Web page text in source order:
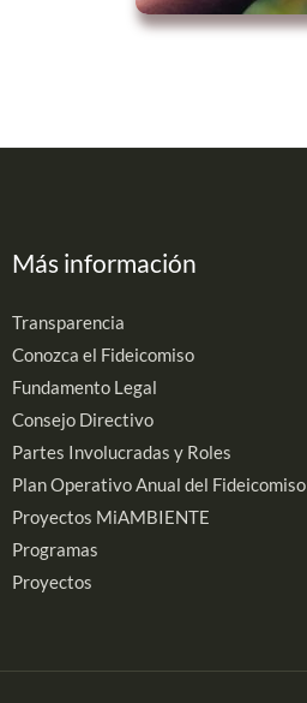
Más información
Transparencia
Conozca el Fideicomiso
Fundamento Legal
Consejo Directivo
Partes Involucradas y Roles
Plan Operativo Anual del Fideicomiso
Proyectos MiAMBIENTE
Programas
Proyectos